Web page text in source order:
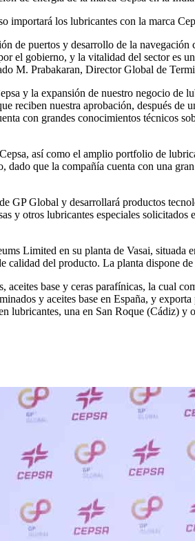
importará los lubricantes con la marca
de puertos y desarrollo de la
el gobierno, y la vitalidad del sector es
M. Prabakaran, Director Global de
y la expansión de nuestro negocio de
reciben nuestra aprobación, después
con grandes conocimientos técnicos
así como el amplio portfolio de
dado que la compañía cuenta con una
GP Global y desarrollará productos
y otros lubricantes especiales
Limited en su planta de Vasai,
calidad del producto. La planta dispone
base y ceras parafínicas, la cual
y aceites base en España, y
lubricantes, una en San Roque (Cádiz)